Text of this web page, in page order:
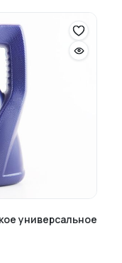
универсальное